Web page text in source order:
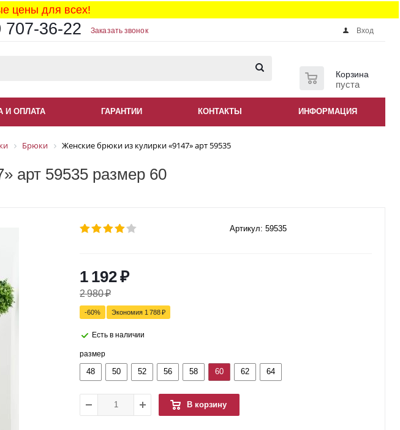
цены для всех!
707-36-22 Заказать звонок Вход
Корзина
пуста
И ОПЛАТА ГАРАНТИИ КОНТАКТЫ ИНФОРМАЦИЯ
Брюки Женские брюки из кулирки «9147» арт 59535
арт 59535 размер 60
Артикул: 59535
1 192₽
2 980₽
-60% Экономия 1 788₽
Есть в наличии
размер
48 50 52 56 58 60 62 64
В корзину